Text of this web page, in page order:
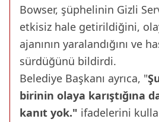
Bowser, şüphelinin Gizli
etkisiz hale getirildiğini,
ajanının yaralandığını ve
sürdüğünü bildirdi.
Belediye Başkanı ayrıca, "
birinin olaya karıştığına
kanıt yok." ifadelerini